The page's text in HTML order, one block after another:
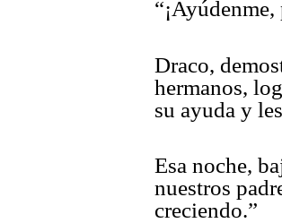
Draco,
hermanos,
su ayuda y
Esa noche,
nuestros
creciendo.”